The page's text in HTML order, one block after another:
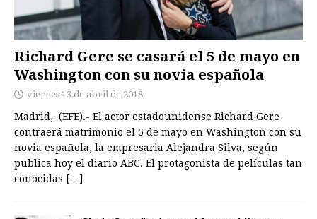
Richard Gere se casará el 5 de mayo en
Washington con su novia española
viernes 13 de abril de 2018
Madrid, (EFE).- El actor estadounidense Richard Gere
contraerá matrimonio el 5 de mayo en Washington con su
novia española, la empresaria Alejandra Silva, según
publica hoy el diario ABC. El protagonista de películas tan
conocidas […]